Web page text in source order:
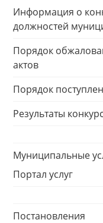
Информация о
должностей
Порядок
актов
Порядок
Результаты
Муниципальные
Портал услуг
Постановления